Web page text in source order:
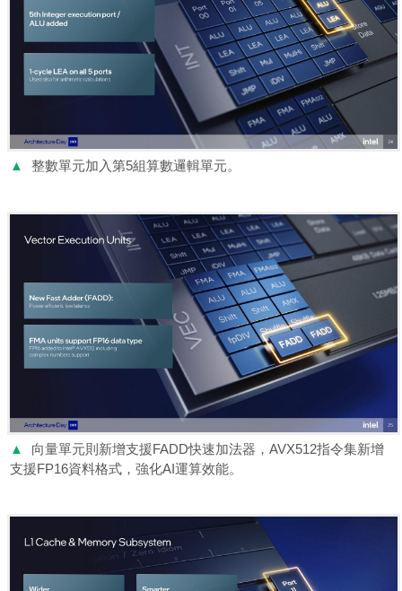
▲ 整數單元加入第5組算數邏輯單元。
▲
向量單元則新增支援FADD快速加法器，AVX512指令集新增
支援FP16資料格式，強化AI運算效能。